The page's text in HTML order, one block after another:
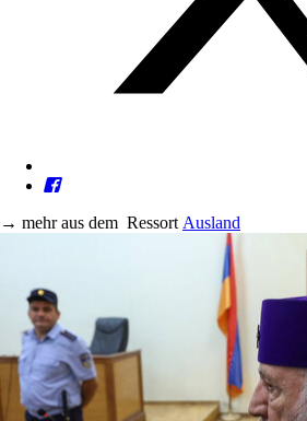
→ mehr aus dem Ressort Ausland